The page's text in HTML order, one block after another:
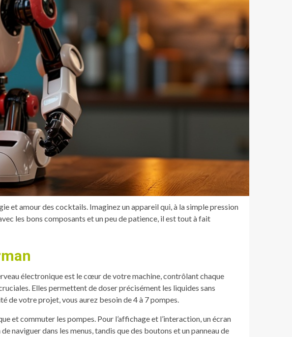
et amour des cocktails. Imaginez un appareil qui, à la simple pression
les bons composants et un peu de patience, il est tout à fait
électronique est le cœur de votre machine, contrôlant chaque
Elles permettent de doser précisément les liquides sans
de votre projet, vous aurez besoin de 4 à 7 pompes.
et commuter les pompes. Pour l’affichage et l’interaction, un écran
naviguer dans les menus, tandis que des boutons et un panneau de